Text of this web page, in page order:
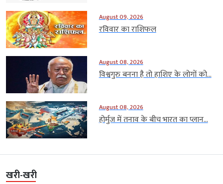
August 09, 2026
रविवार का राशिफल
August 08, 2026
विश्वगुरु बनना है तो हाशिए के लोगों को...
August 08, 2026
होर्मुज में तनाव के बीच भारत का प्लान...
खरी-खरी